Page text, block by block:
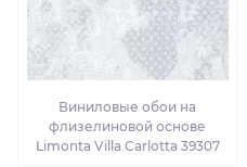
Виниловые обои на
флизелиновой основе
Limonta Villa Carlotta 39307